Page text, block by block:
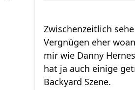
Zwischenzeitlich
Vergnügen eher
mir wie Danny
hat ja auch einige
Backyard Szene.